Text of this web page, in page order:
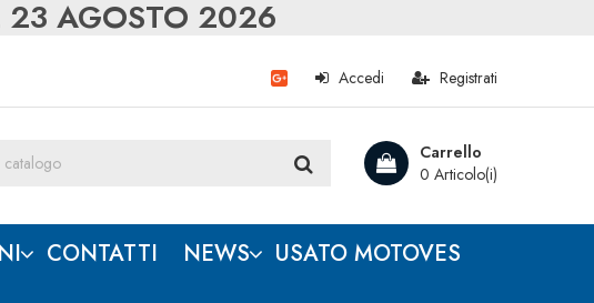
23 AGOSTO 2026
Registrati
Accedi
Carrello
0 Articolo(i)
CONTATTI NEWS USATO MOTOVES